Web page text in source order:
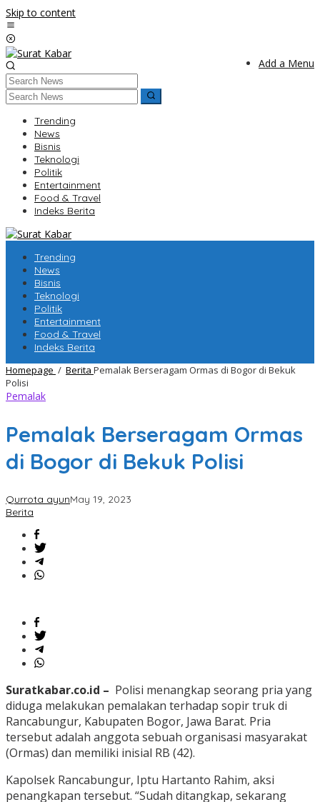
Skip to content
Add a Menu
Trending
News
Bisnis
Teknologi
Politik
Entertainment
Food & Travel
Indeks Berita
Trending
News
Bisnis
Teknologi
Politik
Entertainment
Food & Travel
Indeks Berita
Homepage / Berita Pemalak Berseragam Ormas di Bogor di Bekuk
Polisi
Pemalak
Pemalak Berseragam Ormas
di Bogor di Bekuk Polisi
Qurrota ayunMay 19, 2023
Berita
Suratkabar.co.id – Polisi menangkap seorang pria yang
diduga melakukan pemalakan terhadap sopir truk di
Rancabungur, Kabupaten Bogor, Jawa Barat. Pria
tersebut adalah anggota sebuah organisasi masyarakat
(Ormas) dan memiliki inisial RB (42).
Kapolsek Rancabungur, Iptu Hartanto Rahim, aksi
penangkapan tersebut. “Sudah ditangkap, sekarang